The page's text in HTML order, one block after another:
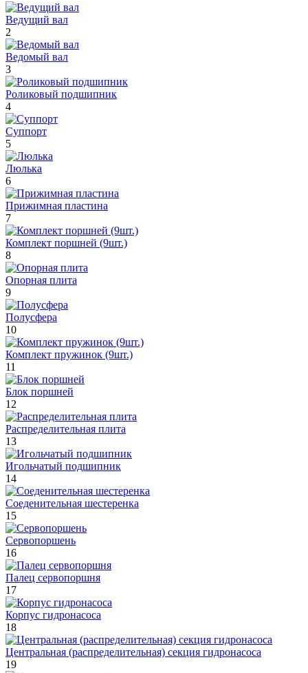
Ведущий вал
2
Ведомый вал
3
Роликовый подшипник
4
Суппорт
5
Люлька
6
Прижимная пластина
7
Комплект поршней (9шт.)
8
Опорная плита
9
Полусфера
10
Комплект пружинок (9шт.)
11
Блок поршней
12
Распределительная плита
13
Игольчатый подшипник
14
Соеденительная шестеренка
15
Сервопоршень
16
Палец сервопоршня
17
Корпус гидронасоса
18
Центральная (распределительная) секция гидронасоса
19